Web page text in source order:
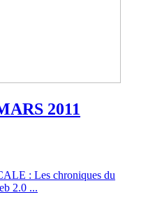
2011
: Les chroniques du
2.0 ...